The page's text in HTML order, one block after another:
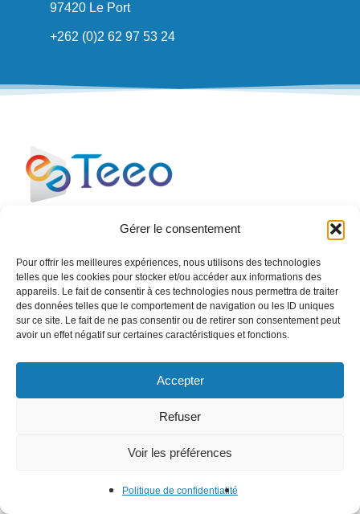
Gérer le consentement
Pour offrir les meilleures expériences, nous utilisons des technologies
telles que les cookies pour stocker et/ou accéder aux informations des
appareils. Le fait de consentir à ces technologies nous permettra de traiter
des données telles que le comportement de navigation ou les ID uniques
sur ce site. Le fait de ne pas consentir ou de retirer son consentement peut
avoir un effet négatif sur certaines caractéristiques et fonctions.
Accepter
Refuser
Voir les préférences
Politique de confidentialité
97420 Le Port
+262 (0)2 62 97 53 24
Le management énergétique et environnemental au
énergétiques et votre empreinte sur l’environnement.
ENERGIE
TEEO OCEAN